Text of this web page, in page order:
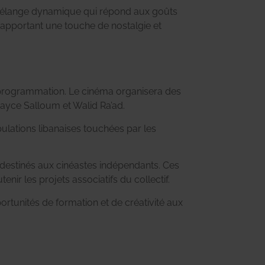
dynamique qui répond aux goûts
une touche de nostalgie et
Le cinéma organisera des
Salloum et Walid Ra’ad.
libanaises touchées par les
aux cinéastes indépendants. Ces
les projets associatifs du collectif.
de formation et de créativité aux